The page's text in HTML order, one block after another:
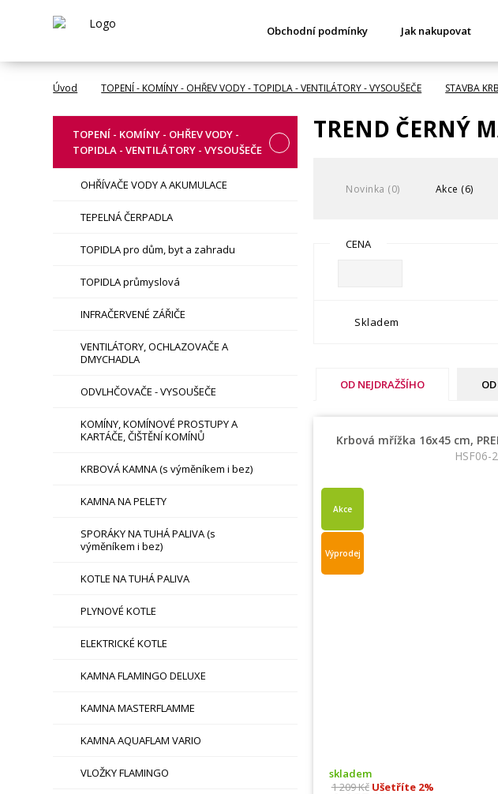
Obchodní podmínky Jak nakupovat
Úvod TOPENÍ - KOMÍNY - OHŘEV VODY - TOPIDLA - VENTILÁTORY - VYSOUŠEČE STAVBA
TOPENÍ - KOMÍNY - OHŘEV VODY -
TOPIDLA - VENTILÁTORY - VYSOUŠEČE
OHŘÍVAČE VODY A AKUMULACE
TEPELNÁ ČERPADLA
TOPIDLA pro dům, byt a zahradu
TOPIDLA průmyslová
INFRAČERVENÉ ZÁŘIČE
VENTILÁTORY, OCHLAZOVAČE A
DMYCHADLA
ODVLHČOVAČE - VYSOUŠEČE
KOMÍNY, KOMÍNOVÉ PROSTUPY A
KARTÁČE, ČIŠTĚNÍ KOMÍNŮ
KRBOVÁ KAMNA (s výměníkem i bez)
KAMNA NA PELETY
SPORÁKY NA TUHÁ PALIVA (s
výměníkem i bez)
KOTLE NA TUHÁ PALIVA
PLYNOVÉ KOTLE
ELEKTRICKÉ KOTLE
KAMNA FLAMINGO DELUXE
KAMNA MASTERFLAMME
KAMNA AQUAFLAM VARIO
VLOŽKY FLAMINGO
TREND ČERNÝ
Novinka (0) Akce (6)
CENA
Skladem
OD NEJDRAŽŠÍHO
Krbová mřížka 16x45 cm,
HSF06-
Akce
Výprodej
skladem
1 209 KčUšetříte 2%